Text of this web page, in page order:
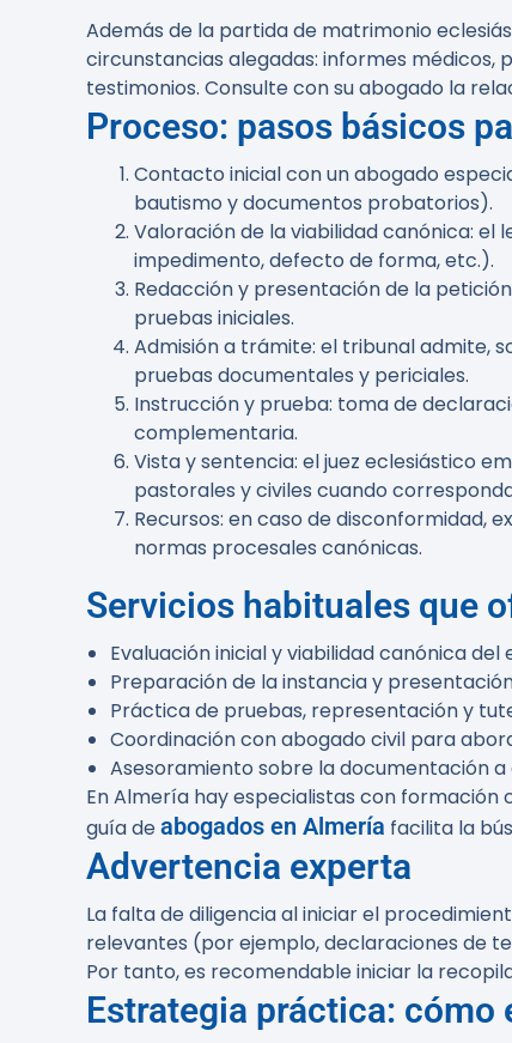
Además de la partida de matrimonio
circunstancias alegadas: informes médicos,
testimonios. Consulte con su abogado la
Proceso: pasos básicos
Contacto inicial con un abogado
bautismo y documentos probatorios).
Valoración de la viabilidad canónica:
impedimento, defecto de forma, etc.).
Redacción y presentación de la
pruebas iniciales.
Admisión a trámite: el tribunal admite,
pruebas documentales y periciales.
Instrucción y prueba: toma de
complementaria.
Vista y sentencia: el juez eclesiástico
pastorales y civiles cuando
Recursos: en caso de disconformidad,
normas procesales canónicas.
Servicios habituales que
Evaluación inicial y viabilidad canónica del
Preparación de la instancia y
Práctica de pruebas, representación y
Coordinación con abogado civil para
Asesoramiento sobre la documentación
En Almería hay especialistas con formación
guía deabogados en Almería facilita la
Advertencia experta
La falta de diligencia al iniciar el
relevantes (por ejemplo, declaraciones de
Por tanto, es recomendable iniciar la
Estrategia práctica: cómo